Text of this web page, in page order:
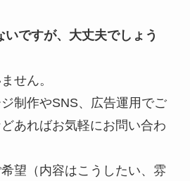
ですが、大丈夫でしょう
せん。
制作やSNS、広告運用でご
あればお気軽にお問い合わ
望（内容はこうしたい、雰